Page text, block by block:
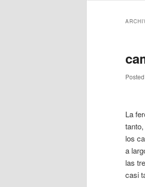
La
tanto,
los
a
las
casi